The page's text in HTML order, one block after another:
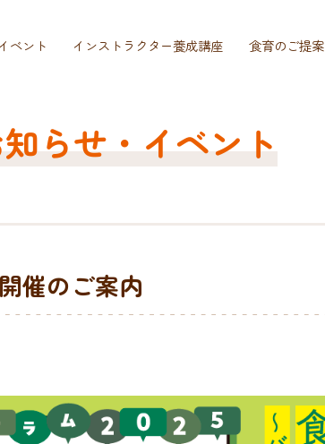
ベント インストラクター養成講座 食育のご提案
らせ・イベント
催のご案内